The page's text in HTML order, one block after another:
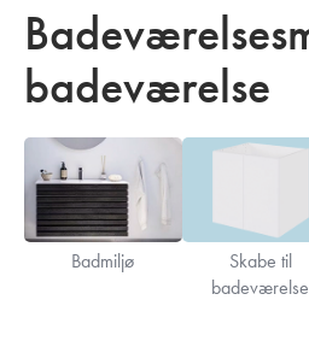
badeværelse
Badmiljø
Skabe til
badeværelse